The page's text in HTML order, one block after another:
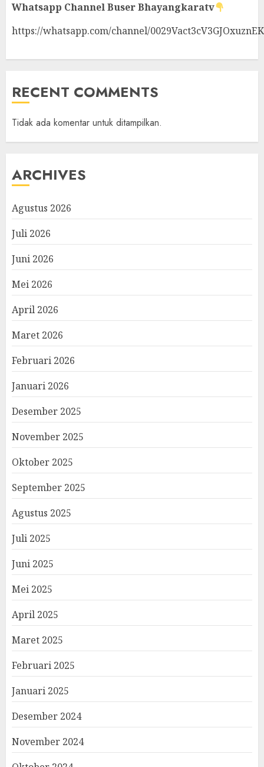
Whatsapp ChannelBuser Bhayangkaratv
https://whatsapp.com/channel/
RECENT COMMENTS
Tidak ada komentar untuk ditampilkan.
ARCHIVES
Agustus 2026
Juli 2026
Juni 2026
Mei 2026
April 2026
Maret 2026
Februari 2026
Januari 2026
Desember 2025
November 2025
Oktober 2025
September 2025
Agustus 2025
Juli 2025
Juni 2025
Mei 2025
April 2025
Maret 2025
Februari 2025
Januari 2025
Desember 2024
November 2024